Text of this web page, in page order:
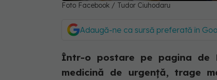
Foto Facebook / Tudor Ciuhodaru
Adaugă-ne ca sursă preferată în
Într-o postare pe pagina de
medicină de urgență, trage